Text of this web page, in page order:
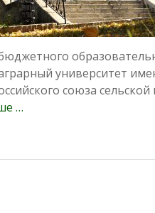
университет
союза
…